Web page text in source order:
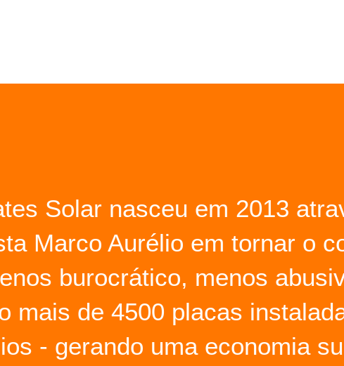
Solar nasceu em 2013
Marco Aurélio em tornar o
burocrático, menos
mais de 4500 placas
- gerando uma economia